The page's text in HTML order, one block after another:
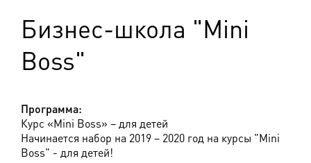
Бизнес-школа "Mini
Boss"
Программа:
Курс «Mini Boss» – для детей
Начинается набор на 2019 – 2020 год на курсы "Mini
Boss" - для детей!